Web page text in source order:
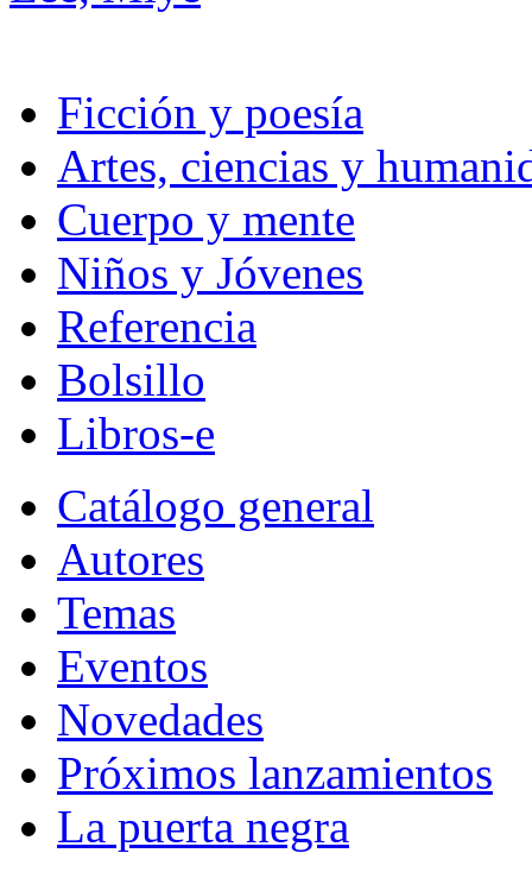
Ficción y poesía
Artes, ciencias y
Cuerpo y mente
Niños y Jóvenes
Referencia
Bolsillo
Libros-e
Catálogo general
Autores
Temas
Eventos
Novedades
Próximos lanzamientos
La puerta negra